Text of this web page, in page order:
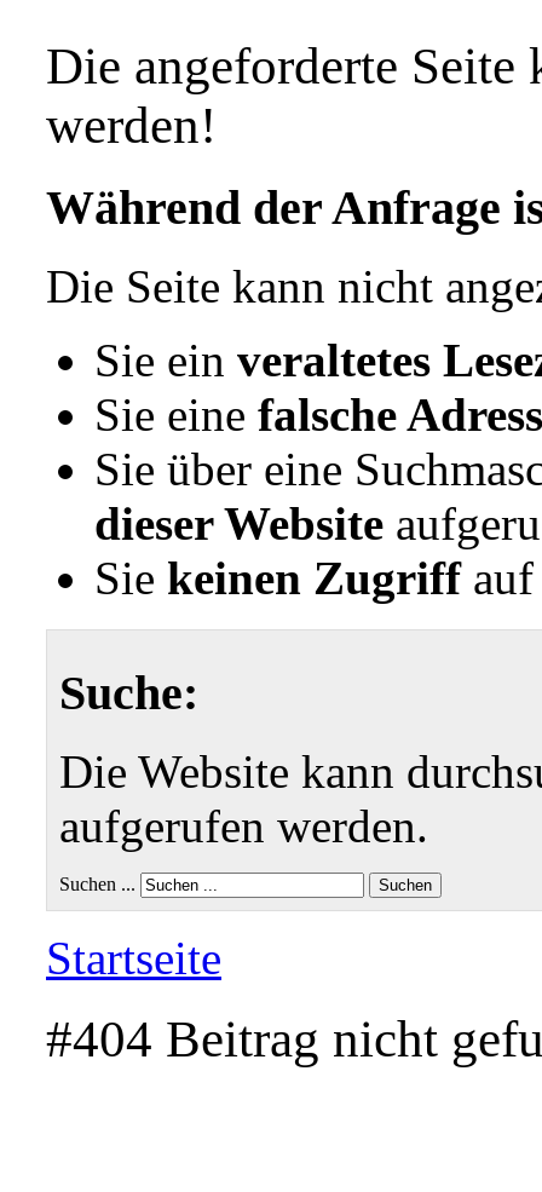
Die angeforderte
werden!
Während der Anfrage
Die Seite kann nicht
Sie ein veraltetes
Sie eine falsche
Sie über eine
dieser Website
Sie keinen Zugriffauf
Suche:
Die Website kann
aufgerufen werden.
Suchen ... Suchen
Startseite
#404 Beitrag nicht